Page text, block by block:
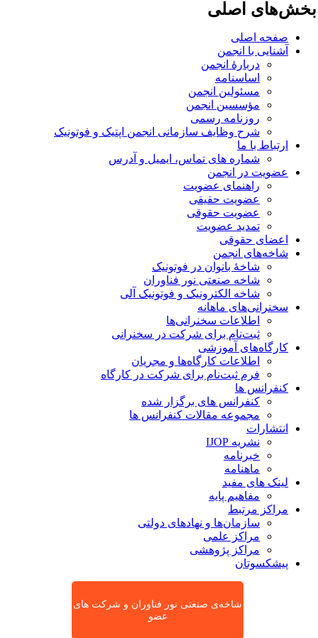
اصلی
صفحه اصلی
آشنایی با انجمن
دربارۀ انجمن
اساسنامه
مسئولین انجمن
مؤسسین انجمن
روزنامه رسمی
شرح وظایف سازمانی انجمن اپتیک و فوتونیک
ارتباط با ما
شماره های تماس، ایمیل و آدرس
عضویت در انجمن
راهنمای عضویت
عضویت حقیقی
عضویت حقوقی
تمدید عضویت
اعضای حقوقی
شاخه‌های انجمن
شاخۀ بانوان در فوتونیک
شاخه صنعتی نور فناوران
شاخه‌ الکترونیک و فوتونیک آلی
سخنرانی‌های ماهانه
اطلاعات سخنرانی‌‌ها
ثبت‌نام برای شرکت در سخنرانی
کارگاه‌های آموزشی
اطلاعات کارگاه‌ها و مجریان
فرم ثبت‌نام برای شرکت در کارگاه
کنفرانس ها
کنفرانس های برگزار شده
مجموعه مقالات کنفرانس ها
انتشارات
نشریه IJOP
خبرنامه
ماهنامه
لینک های مفید
مفاهیم پایه
مراکز مرتبط
سازمان‌ها و نهادهای دولتی
مراکز علمی
مراکز پژوهشی
پیشکسوتان
شاخه‌ی صنعتی نور فناوران و شرکت های
عضو